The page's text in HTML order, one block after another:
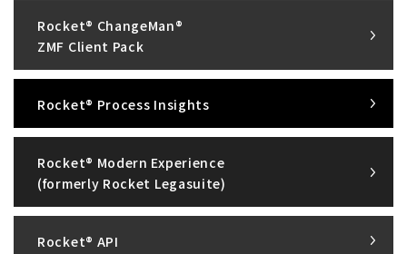
Rocket® ChangeMan®
ZMF Client Pack
Rocket® Process Insights
Rocket® Modern Experience
(formerly Rocket Legasuite)
Rocket® API